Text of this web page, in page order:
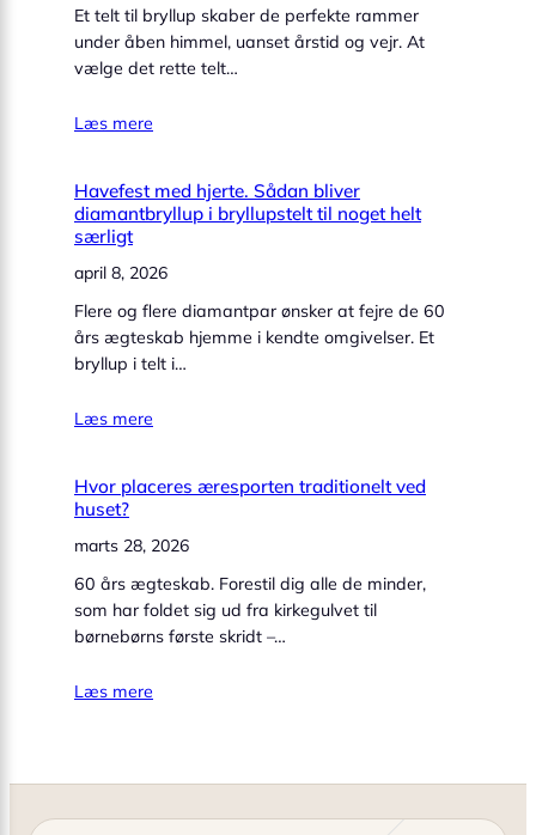
Et telt til bryllup skaber de perfekte rammer
under åben himmel, uanset årstid og vejr. At
vælge det rette telt…
Læs mere
Havefest med hjerte. Sådan bliver
diamantbryllup i bryllupstelt til noget helt
særligt
april 8, 2026
Flere og flere diamantpar ønsker at fejre de 60
års ægteskab hjemme i kendte omgivelser. Et
bryllup i telt i…
Læs mere
Hvor placeres æresporten traditionelt ved
huset?
marts 28, 2026
60 års ægteskab. Forestil dig alle de minder,
som har foldet sig ud fra kirkegulvet til
børnebørns første skridt –…
Læs mere